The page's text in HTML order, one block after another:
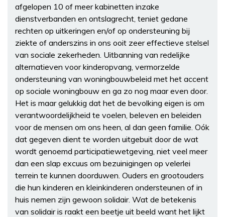
afgelopen 10 of meer kabinetten inzake
dienstverbanden en ontslagrecht, teniet gedane
rechten op uitkeringen en/of op ondersteuning bij
ziekte of anderszins in ons ooit zeer effectieve stelsel
van sociale zekerheden. Uitbanning van redelijke
alternatieven voor kinderopvang, vermorzelde
ondersteuning van woningbouwbeleid met het accent
op sociale woningbouw en ga zo nog maar even door.
Het is maar gelukkig dat het de bevolking eigen is om
verantwoordelijkheid te voelen, beleven en beleiden
voor de mensen om ons heen, al dan geen familie. Oók
dat gegeven dient te worden uitgebuit door de wat
wordt genoemd participatiewetgeving, niet veel meer
dan een slap excuus om bezuinigingen op velerlei
terrein te kunnen doorduwen. Ouders en grootouders
die hun kinderen en kleinkinderen ondersteunen of in
huis nemen zijn gewoon solidair. Wat de betekenis
van solidair is raakt een beetje uit beeld want het lijkt